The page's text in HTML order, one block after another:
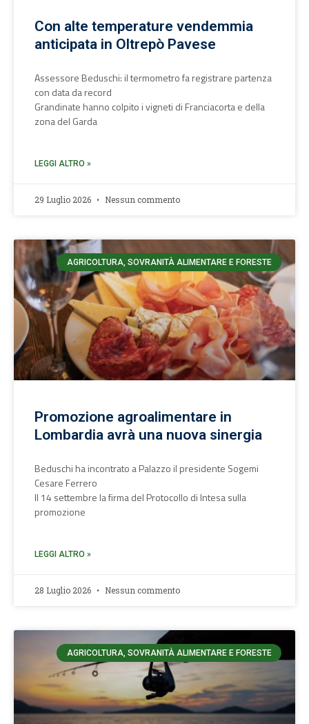
Con alte temperature vendemmia
anticipata in Oltrepò Pavese
Assessore Beduschi: il termometro fa registrare partenza
con data da record
Grandinate hanno colpito i vigneti di Franciacorta e della
zona del Garda
LEGGI ALTRO »
29 Luglio 2026 Nessun commento
AGRICOLTURA, SOVRANITÀ ALIMENTARE E FORESTE
Promozione agroalimentare in
Lombardia avrà una nuova sinergia
Beduschi ha incontrato a Palazzo il presidente Sogemi
Cesare Ferrero
Il 14 settembre la firma del Protocollo di Intesa sulla
promozione
LEGGI ALTRO »
28 Luglio 2026 Nessun commento
AGRICOLTURA, SOVRANITÀ ALIMENTARE E FORESTE